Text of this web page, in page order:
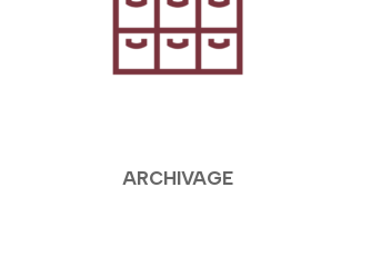
ARCHIVAGE